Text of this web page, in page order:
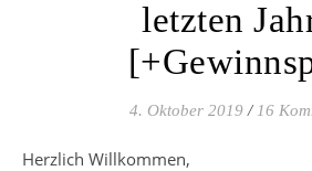
letzten
4. Oktober 2019 / 16
Herzlich Willkommen,